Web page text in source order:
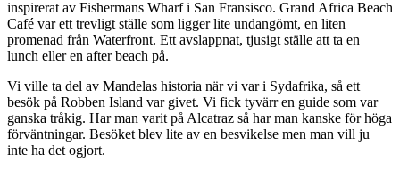
inspirerat av Fishermans Wharf i San Fransisco. Grand Africa Beach
Café var ett trevligt ställe som ligger lite undangömt, en liten
promenad från Waterfront. Ett avslappnat, tjusigt ställe att ta en
lunch eller en after beach på.
Vi ville ta del av Mandelas historia när vi var i Sydafrika, så ett
besök på Robben Island var givet. Vi fick tyvärr en guide som var
ganska tråkig. Har man varit på Alcatraz så har man kanske för höga
förväntningar. Besöket blev lite av en besvikelse men man vill ju
inte ha det ogjort.